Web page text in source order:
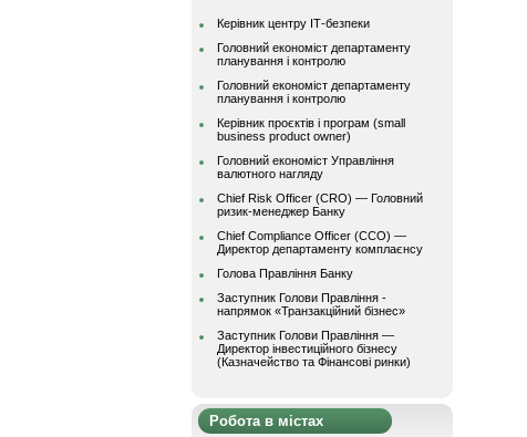
Керівник центру ІТ-безпеки
Головний економіст департаменту
планування і контролю
Головний економіст департаменту
планування і контролю
Керівник проєктів і програм (small
business product owner)
Головний економіст Управління
валютного нагляду
Chief Risk Officer (CRO) — Головний
ризик-менеджер Банку
Chief Compliance Officer (CCO) —
Директор департаменту комплаєнсу
Голова Правління Банку
Заступник Голови Правління -
напрямок «Транзакційний бізнес»
Заступник Голови Правління —
Директор інвестиційного бізнесу
(Казначейство та Фінансові ринки)
Робота в містах